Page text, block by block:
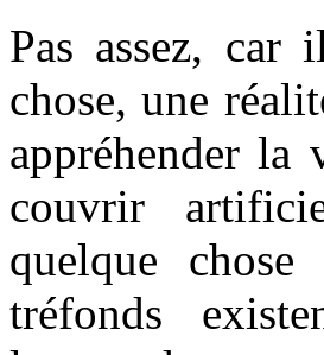
Pas assez,
chose, une
appréhender
couvrir
quelque
tréfonds